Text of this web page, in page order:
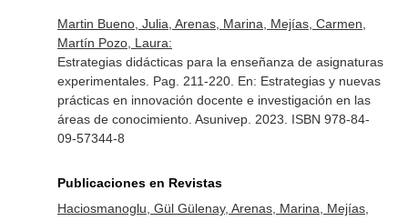
Martin Bueno, Julia, Arenas, Marina, Mejías, Carmen,
Martín Pozo, Laura:
Estrategias didácticas para la enseñanza de asignaturas
experimentales. Pag. 211-220. En: Estrategias y nuevas
prácticas en innovación docente e investigación en las
áreas de conocimiento. Asunivep. 2023. ISBN 978-84-
09-57344-8
Publicaciones en Revistas
Haciosmanoglu, Gül Gülenay, Arenas, Marina, Mejías,